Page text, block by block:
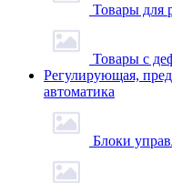
Товары для
Товары с
Регулирующая,
автоматика
Блоки